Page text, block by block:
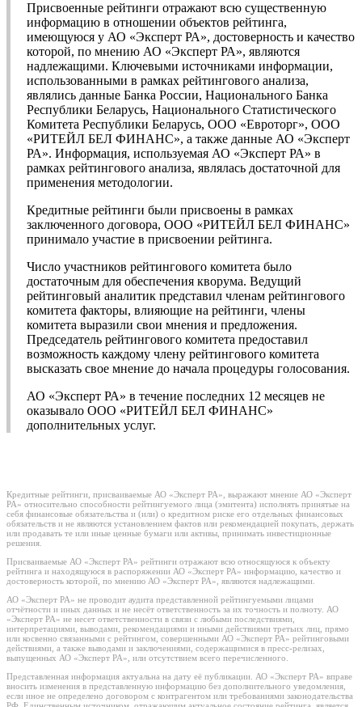
Присвоенные рейтинги отражают всю существенную
информацию в отношении объектов рейтинга,
имеющуюся у АО «Эксперт РА», достоверность и качество
которой, по мнению АО «Эксперт РА», являются
надлежащими. Ключевыми источниками информации,
использованными в рамках рейтингового анализа,
являлись данные Банка России, Национального Банка
Республики Беларусь, Национального Статистического
Комитета Республики Беларусь, ООО «Евроторг», ООО
«РИТЕЙЛ БЕЛ ФИНАНС», а также данные АО «Эксперт
РА». Информация, используемая АО «Эксперт РА» в
рамках рейтингового анализа, являлась достаточной для
применения методологии.
Кредитные рейтинги были присвоены в рамках
заключенного договора, ООО «РИТЕЙЛ БЕЛ ФИНАНС»
принимало участие в присвоении рейтинга.
Число участников рейтингового комитета было
достаточным для обеспечения кворума. Ведущий
рейтинговый аналитик представил членам рейтингового
комитета факторы, влияющие на рейтинги, члены
комитета выразили свои мнения и предложения.
Председатель рейтингового комитета предоставил
возможность каждому члену рейтингового комитета
высказать свое мнение до начала процедуры голосования.
АО «Эксперт РА» в течение последних 12 месяцев не
оказывало ООО «РИТЕЙЛ БЕЛ ФИНАНС»
дополнительных услуг.
Кредитные рейтинги, присваиваемые АО «Эксперт РА», выражают мнение АО «Эксперт
РА» относительно способности рейтингуемого лица (эмитента) исполнять принятые на
себя финансовые обязательства и (или) о кредитном риске его отдельных финансовых
обязательств и не являются установлением фактов или рекомендацией покупать, держать
или продавать те или иные ценные бумаги или активы, принимать инвестиционные
решения.
Присваиваемые АО «Эксперт РА» рейтинги отражают всю относящуюся к объекту
рейтинга и находящуюся в распоряжении АО «Эксперт РА» информацию, качество и
достоверность которой, по мнению АО «Эксперт РА», являются надлежащими.
АО «Эксперт РА» не проводит аудита представленной рейтингуемыми лицами
отчётности и иных данных и не несёт ответственность за их точность и полноту. АО
«Эксперт РА» не несет ответственности в связи с любыми последствиями,
интерпретациями, выводами, рекомендациями и иными действиями третьих лиц, прямо
или косвенно связанными с рейтингом, совершенными АО «Эксперт РА» рейтинговыми
действиями, а также выводами и заключениями, содержащимися в пресс-релизах,
выпущенных АО «Эксперт РА», или отсутствием всего перечисленного.
Представленная информация актуальна на дату её публикации. АО «Эксперт РА» вправе
вносить изменения в представленную информацию без дополнительного уведомления,
если иное не определено договором с контрагентом или требованиями законодательства